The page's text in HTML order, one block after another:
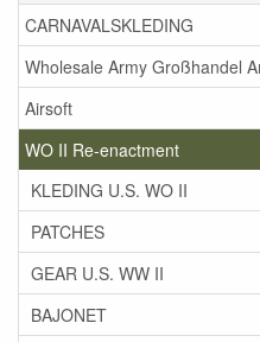
CARNAVALSKLEDING
Wholesale Army Großhandel
Airsoft
WO II Re-enactment
KLEDING U.S. WO II
PATCHES
GEAR U.S. WW II
BAJONET